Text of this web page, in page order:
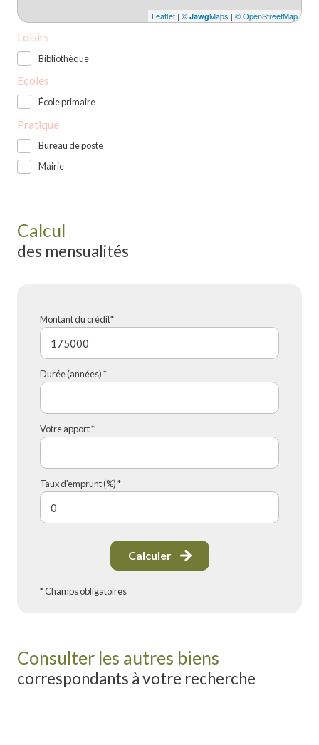
Leaflet | © JawgMaps | © OpenStreetMap
Loisirs
Bibliothèque
Ecoles
École primaire
Pratique
Bureau de poste
Mairie
Calcul
des mensualités
Montant du crédit*
Durée (années) *
Votre apport *
Taux d'emprunt (%) *
Calculer
* Champs obligatoires
Consulter les autres biens
correspondants à votre recherche